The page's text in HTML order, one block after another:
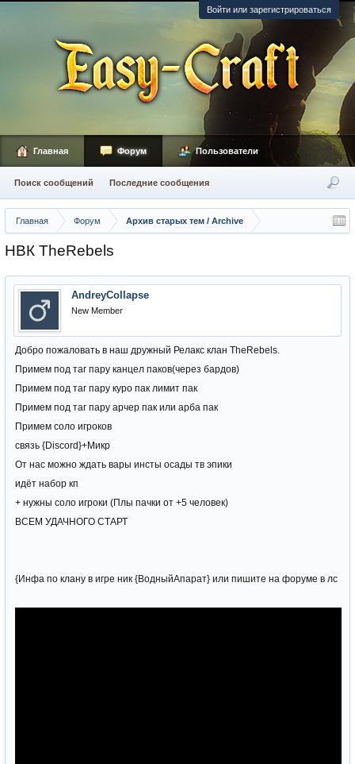
Войти или зарегистрироваться
Главная Форум Архив старых тем / Archive
НВК TheRebels
AndreyCollapse
New Member
Добро пожаловать в наш дружный Релакс клан TheRebels.
Примем под таг пару канцел паков(через бардов)
Примем под таг пару куро пак лимит пак
Примем под таг пару арчер пак или арба пак
Примем соло игроков
связь {Discord}+Микр
От нас можно ждать вары инсты осады тв эпики
идёт набор кп
+ нужны соло игроки (Плы пачки от +5 человек)
ВСЕМ УДАЧНОГО СТАРТ
{Инфа по клану в игре ник {ВодныйАпарат} или пишите на форуме в лс
Главная Форум
Поиск сообщений Последние сообщения
Пользователи